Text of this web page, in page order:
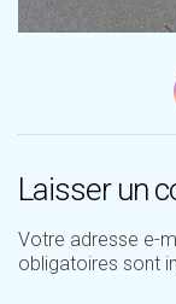
Laisser un
Votre adresse e-
obligatoires sont